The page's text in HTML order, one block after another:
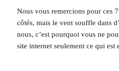
Pardon
Nous vous remercions pour ces
côtés, mais le vent souffle dans
nous, c’est pourquoi vous ne
site internet seulement ce qui est